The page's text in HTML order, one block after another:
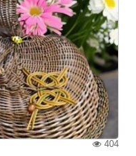
404